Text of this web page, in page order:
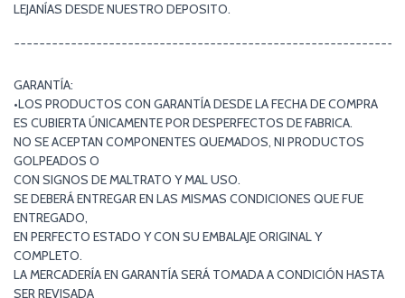
LEJANÍAS DESDE NUESTRO DEPOSITO.
GARANTÍA:
•LOS PRODUCTOS CON GARANTÍA DESDE LA FECHA DE COMPRA
ES CUBIERTA ÚNICAMENTE POR DESPERFECTOS DE FABRICA.
NO SE ACEPTAN COMPONENTES QUEMADOS, NI PRODUCTOS
GOLPEADOS O
CON SIGNOS DE MALTRATO Y MAL USO.
SE DEBERÁ ENTREGAR EN LAS MISMAS CONDICIONES QUE FUE
ENTREGADO,
EN PERFECTO ESTADO Y CON SU EMBALAJE ORIGINAL Y
COMPLETO.
LA MERCADERÍA EN GARANTÍA SERÁ TOMADA A CONDICIÓN HASTA
SER REVISADA